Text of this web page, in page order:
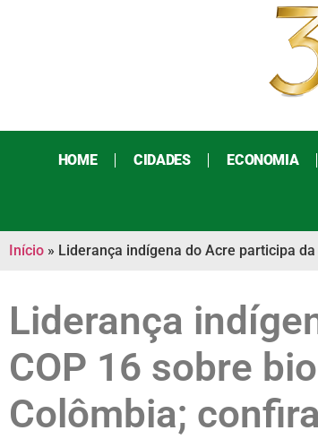
HOME CIDADES ECONOMIA
Início » Liderança indígena do Acre participa
Liderança
COP 16 sobre
Colômbia; confira